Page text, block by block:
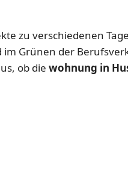
zu verschiedenen
Grünen der
ob die wohnung in